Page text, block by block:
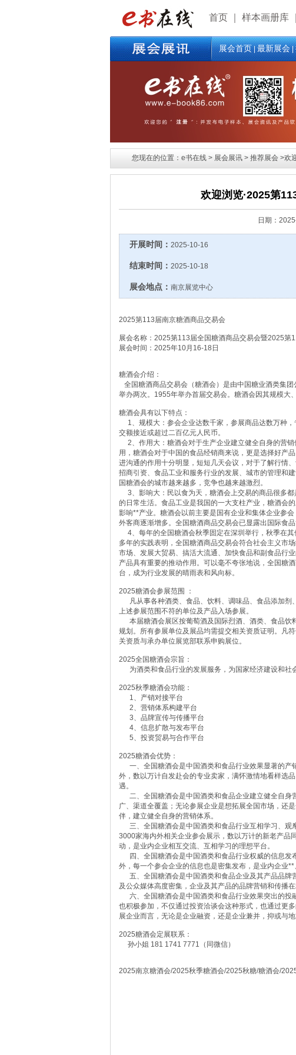
首页 样本画册库
展会首页|最新展会|
您现在的位置：e书在线 > 展会展讯 > 推荐展会 >欢迎
欢迎浏览·2025第
日期：
开展时间： 2025-10-16
结束时间： 2025-10-18
展会地点： 南京展览中心
2025第113届南京糖酒商品交易会
展会名称：2025第113届全国糖酒商品交易会暨2025第
展会时间：2025年10月16-18日
糖酒会介绍：
全国糖酒商品交易会（糖酒会）是由中国糖业酒类集
举办两次。1955年举办首届交易会。糖酒会因其规模大
糖酒会具有以下特点：
1、规模大：参会企业达数千家，参展商品达数万种
交额接近或超过二百亿元人民币。
2、作用大：糖酒会对于生产企业建立健全自身的营
用，糖酒会对于中国的食品经销商来说，更是选择好产
进沟通的作用十分明显，短短几天会议，对于了解行情
招商引资、食品工业和服务行业的发展、城市的管理和
国糖酒会的城市越来越多，竞争也越来越激烈。
3、影响大：民以食为天，糖酒会上交易的商品很多
的日常生活。食品工业是我国的一大支柱产业，糖酒会
影响**产业。糖酒会以前主要是国有企业和集体企业参
外客商逐渐增多。全国糖酒商品交易会已显露出国际食品
4、每年的全国糖酒会秋季固定在深圳举行，秋季在其
多年的实践表明，全国糖酒商品交易会符合社会主义市
市场、发展大贸易、搞活大流通、加快食品和副食品行
产品具有重要的推动作用。可以毫不夸张地说，全国糖
台，成为行业发展的晴雨表和风向标。
2025糖酒会参展范围 ：
凡从事各种酒类、食品、饮料、调味品、食品添加剂
上述参展范围不符的单位及产品入场参展。
本届糖酒会展区按葡萄酒及国际烈酒、酒类、食品饮
规划。所有参展单位及展品均需提交相关资质证明。凡
关资质与承办单位展览部联系申购展位。
2025全国糖酒会宗旨：
为酒类和食品行业的发展服务，为国家经济建设和社
2025秋季糖酒会功能：
1、产销对接平台
2、营销体系构建平台
3、品牌宣传与传播平台
4、信息扩散与发布平台
5、投资贸易与合作平台
2025糖酒会优势：
一、全国糖酒会是中国酒类和食品行业效果显著的产
外，数以万计自发赴会的专业卖家，满怀激情地看样选
遇。
二、全国糖酒会是中国酒类和食品企业建立健全自身
广、渠道全覆盖；无论参展企业是想拓展全国市场，还
伴，建立健全自身的营销体系。
三、全国糖酒会是中国酒类和食品行业互相学习、观
3000家海内外相关企业参会展示，数以万计的新老产品
动，是业内企业相互交流、互相学习的理想平台。
四、全国糖酒会是中国酒类和食品行业权威的信息发
外，每一个参会企业的信息也是密集发布，是业内企业
五、全国糖酒会是中国酒类和食品企业及其产品品牌
及公众媒体高度密集，企业及其产品的品牌营销和传播
六、全国糖酒会是中国酒类和食品行业效果突出的投
也积极参加，不仅通过投资洽谈会这种形式，也通过更
展企业而言，无论是企业融资，还是企业兼并，抑或与
2025糖酒会定展联系：
孙小姐 181 1741 7771（同微信）
2025南京糖酒会/2025秋季糖酒会/2025秋糖/糖酒会/